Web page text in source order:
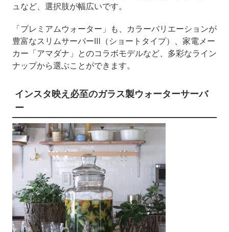
ュなど、選択肢が幅広いです。
「プレミアムウォーター」も、カラーバリエーションが
豊富なスリムサーバーⅢ（ショートタイプ）、家電メー
カー「アマダナ」とのコラボモデルなど、多彩なライン
ナップから選ぶことができます。
インスタ映え必至のガラス製ウォーターサーバ
ー